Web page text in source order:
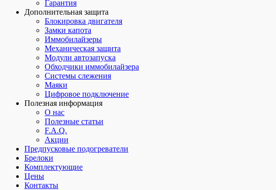
Гарантия
Дополнительная защита
Блокировка двигателя
Замки капота
Иммобилайзеры
Механическая защита
Модули автозапуска
Обходчики иммобилайзера
Системы слежения
Маяки
Цифровое подключение
Полезная информация
О нас
Полезные статьи
F.A.Q.
Акции
Предпусковые подогреватели
Брелоки
Комплектующие
Цены
Контакты